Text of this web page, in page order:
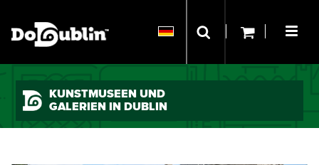
KUNSTMUSEEN UND
GALERIEN IN DUBLIN